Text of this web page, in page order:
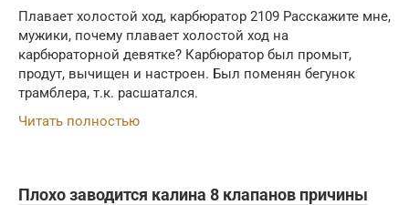
Плавает холостой ход, карбюратор 2109 Расскажите мне,
мужики, почему плавает холостой ход на
карбюраторной девятке? Карбюратор был промыт,
продут, вычищен и настроен. Был поменян бегунок
трамблера, т.к. расшатался.
Читать полностью
Плохо заводится калина 8 клапанов причины